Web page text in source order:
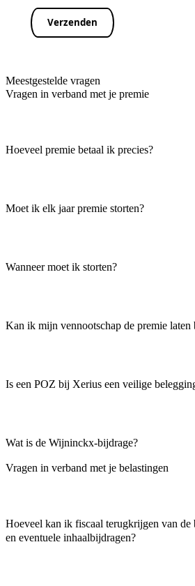
Verzenden
Meestgestelde vragen
Vragen in verband met je premie
Hoeveel premie betaal ik precies?
Moet ik elk jaar premie storten?
Wanneer moet ik storten?
Kan ik mijn vennootschap de premie laten
Is een POZ bij Xerius een veilige
Wat is de Wijninckx-bijdrage?
Vragen in verband met je belastingen
Hoeveel kan ik fiscaal terugkrijgen van de
en eventuele inhaalbijdragen?